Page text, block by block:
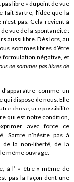
pas libre » du point de vue
fait Sartre, l'idée que la
pas. Cela revient à
vue de la spontanéité :
aussi libre. Dès lors, au
sommes libres d’être
formulation négative, et
ne sommes pas libres de
comme un
qui dispose de nous. Elle
chose, une possibilité
qui est notre condition,
avec force ce
Sartre n’hésite pas à
la non-liberté, de la
même ouvrage.
à l’ « être » même de
pas la façon dont une